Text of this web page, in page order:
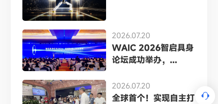
2026.07.20
WAIC 2026智启具身
论坛成功举办，...
2026.07.20
全球首个！实现自主打